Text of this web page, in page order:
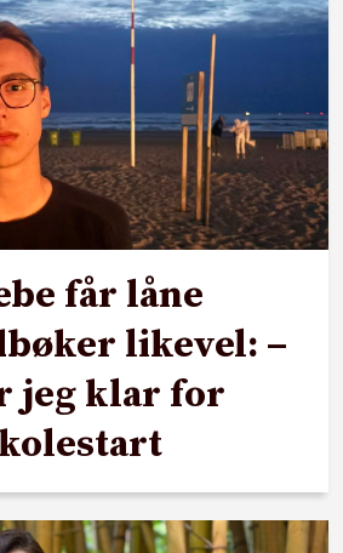
får låne
likevel: –
jeg klar for